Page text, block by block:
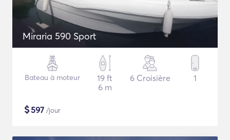
Miraria 590 Sport
Bateau à moteur
19 ft
6 m
6 Croisière 1
$597 /jour